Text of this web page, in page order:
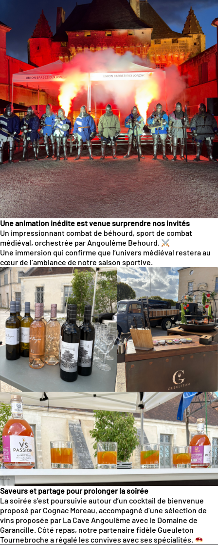
Une animation inédite est venue surprendre nos invités
Un impressionnant combat de béhourd, sport de combat
médiéval, orchestrée par Angoulême Behourd.
Une immersion qui confirme que l’univers médiéval restera au
cœur de l’ambiance de notre saison sportive.
Saveurs et partage pour prolonger la soirée
La soirée s’est poursuivie autour d’un cocktail de bienvenue
proposé par Cognac Moreau, accompagné d’une sélection de
vins proposée par La Cave Angoulême avec le Domaine de
Garancille. Côté repas, notre partenaire fidèle Gueuleton
Tournebroche a régalé les convives avec ses spécialités.